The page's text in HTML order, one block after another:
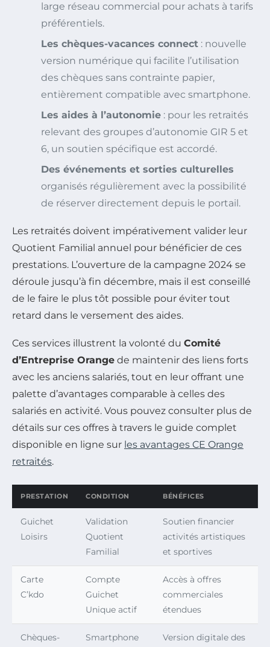
large réseau commercial pour achats à tarifs
préférentiels.
Les chèques-vacances connect : nouvelle
version numérique qui facilite l’utilisation
des chèques sans contrainte papier,
entièrement compatible avec smartphone.
Les aides à l’autonomie : pour les retraités
relevant des groupes d’autonomie GIR 5 et
6, un soutien spécifique est accordé.
Des événements et sorties culturelles
organisés régulièrement avec la possibilité
de réserver directement depuis le portail.
Les retraités doivent impérativement valider leur
Quotient Familial annuel pour bénéficier de ces
prestations. L’ouverture de la campagne 2024 se
déroule jusqu’à fin décembre, mais il est conseillé
de le faire le plus tôt possible pour éviter tout
retard dans le versement des aides.
Ces services illustrent la volonté du Comité
d’Entreprise Orange de maintenir des liens forts
avec les anciens salariés, tout en leur offrant une
palette d’avantages comparable à celles des
salariés en activité. Vous pouvez consulter plus de
détails sur ces offres à travers le guide complet
disponible en ligne sur les avantages CE Orange
retraités.
PRESTATION CONDITION BÉNÉFICES
Guichet
Loisirs
Validation
Quotient
Familial
Soutien financier
activités artistiques
et sportives
Carte
C’kdo
Compte
Guichet
Unique actif
Accès à offres
commerciales
étendues
Chèques-
Smartphone
Version digitale des